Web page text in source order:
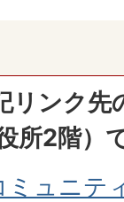
リンク先
所2階）
ュニテ